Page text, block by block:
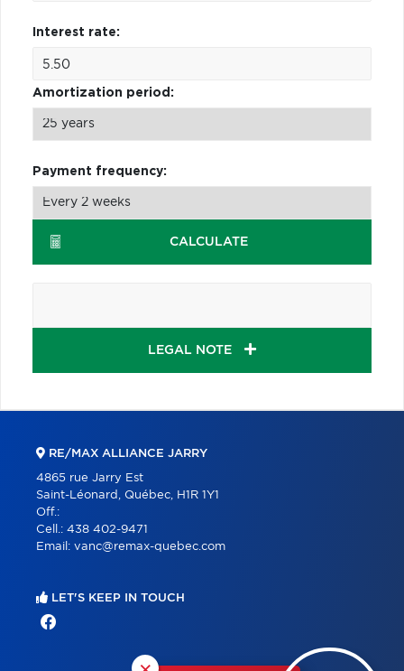
Interest rate:
Amortization period:
Payment frequency:
CALCULATE
LEGAL NOTE
RE/MAX ALLIANCE JARRY
4865 rue Jarry Est
Saint-Léonard, Québec, H1R 1Y1
Off.:
Cell.: 438 402-9471
Email: vanc@remax-quebec.com
LET'S KEEP IN TOUCH